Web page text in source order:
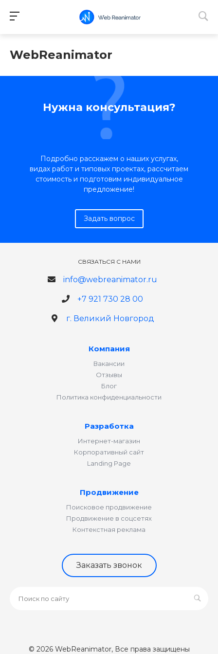
WebReanimator
Нужна консультация?
Подробно расскажем о наших услугах,
видах работ и типовых проектах, рассчитаем
стоимость и подготовим индивидуальное
предложение!
Задать вопрос
СВЯЗАТЬСЯ С НАМИ
info@webreanimator.ru
+7 921 730 28 00
г. Великий Новгород
Компания
Вакансии
Отзывы
Блог
Политика конфиденциальности
Разработка
Интернет-магазин
Корпоративный сайт
Landing Page
Продвижение
Поисковое продвижение
Продвижение в соцсетях
Контекстная реклама
Заказать звонок
© 2026 WebReanimator, Все права защищены